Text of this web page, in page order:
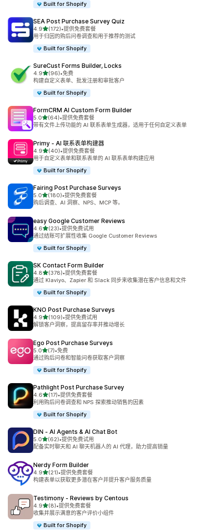
Built for Shopify
SEA Post Purchase Survey Quiz
4.9星（满分 5 星）
(172)
总共 172 条评论
•提供免费套餐
用于归因的购后问卷调查和用于推荐的测试
Built for Shopify
SureCust Forms Builder, Locks
4.9星（满分 5 星）
(96)
总共 96 条评论
•免费
构建自定义表单、批发注册和审批客户
Built for Shopify
FormCRM AI Custom Form Builder
5.0星（满分 5 星）
(64)
总共 64 条评论
•提供免费套餐
带有文件上传功能的 AI 联系表单生成器，适用于任何自定义表单
Primy ‑ AI 联系表单构建器
4.9星（满分 5 星）
(40)
总共 40 条评论
•提供免费套餐
用于自定义表单和联系表单的 AI 联系表单构建应用
Built for Shopify
Fairing Post Purchase Surveys
5.0星（满分 5 星）
(180)
总共 180 条评论
•提供免费套餐
购后调查、AI 洞察、NPS、MCP 等。
easy Google Customer Reviews
4.6星（满分 5 星）
(23)
总共 23 条评论
•提供免费试用
通过结账可扩展性收集 Google Customer Reviews
Built for Shopify
SK Contact Form Builder
4.8星（满分 5 星）
(378)
总共 378 条评论
•提供免费套餐
通过 Klaviyo、Zapier 和 Slack 同步来收集潜在客户信息和文件
Built for Shopify
KNO Post Purchase Surveys
4.9星（满分 5 星）
(109)
总共 109 条评论
•提供免费试用
解锁客户洞察，提高留存率并推动增长
Ego Post Purchase Surveys
5.0星（满分 5 星）
(7)
总共 7 条评论
•免费
通过购后问卷和智能问卷获取客户洞察
Built for Shopify
Pathlight Post Purchase Survey
4.6星（满分 5 星）
(17)
总共 17 条评论
•提供免费套餐
利用购后问卷调查和 NPS 探索推动销售的因素
Built for Shopify
DIN ‑ AI Agents & AI Chat Bot
5.0星（满分 5 星）
(62)
总共 62 条评论
•提供免费试用
配备实时聊天和 AI 聊天机器人的 AI 代理，助力提高销量
Nerdy Form Builder
4.9星（满分 5 星）
(21)
总共 21 条评论
•提供免费套餐
构建表单以获取更多潜在客户并提升客户服务质量
Testimony ‑ Reviews by Centous
4.9星（满分 5 星）
(8)
总共 8 条评论
•提供免费套餐
收集并展示满意的客户评价小组件
Built for Shopify